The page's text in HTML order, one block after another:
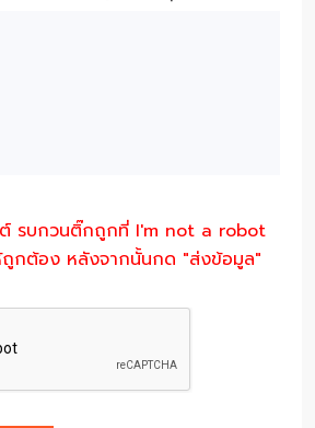
รบกวนติ๊กถูกที่ I'm not a robot
ถูกต้อง หลังจากนั้นกด "ส่งข้อมูล"